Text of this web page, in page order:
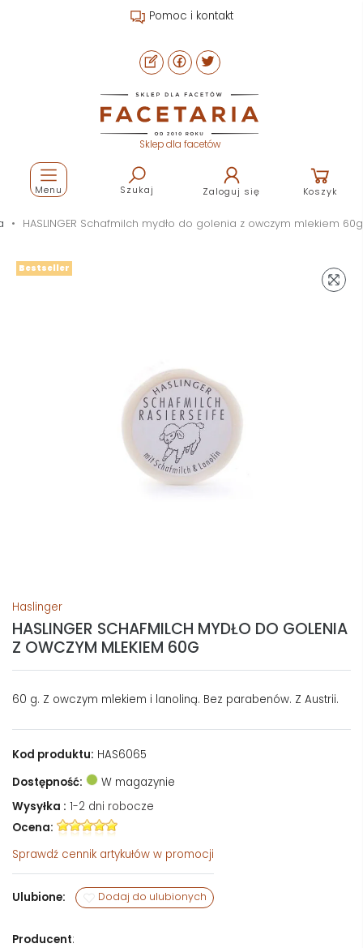
Pomoc i kontakt
Sklep dla facetów
Szukaj Zaloguj się Koszyk
Menu
HASLINGER Schafmilch mydło do golenia z owczym mlekiem 60g
Bestseller
Haslinger
HASLINGER SCHAFMILCH MYDŁO DO GOLENIA
Z OWCZYM MLEKIEM 60G
60 g. Z owczym mlekiem i lanoliną. Bez parabenów. Z Austrii.
Kod produktu: HAS6065
Dostępność:
W magazynie
Wysyłka : 1-2 dni robocze
Ocena:
Sprawdź cennik artykułów w promocji
Ulubione: Dodaj do ulubionych
Producent: